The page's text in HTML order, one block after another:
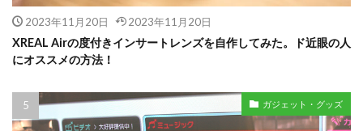
2023年11月20日 2023年11月20日
XREAL Airの度付きインサートレンズを自作してみた。ド近眼の人
にオススメの方法！
ガジェット・グッズ